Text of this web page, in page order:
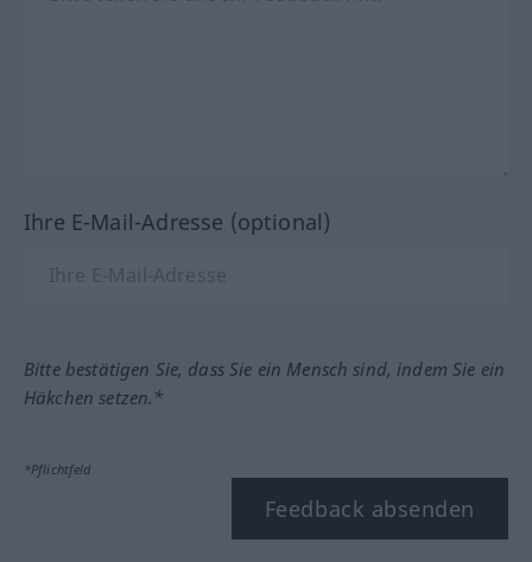
Ihre E-Mail-Adresse (optional)
Bitte bestätigen Sie, dass Sie ein Mensch sind, indem Sie ein
Häkchen setzen.*
*Pflichtfeld
Feedback absenden